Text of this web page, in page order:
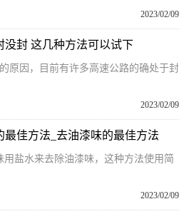
2023/02/09
封 这几种方法可以试下
原因，目前有许多高速公路的确处于封
2023/02/09
佳方法_去油漆味的最佳方法
用盐水来去除油漆味，这种方法使用简
2023/02/09